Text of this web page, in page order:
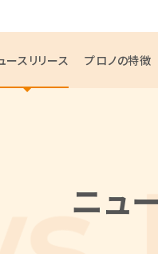
ースリリース プロノの特徴
ニュ